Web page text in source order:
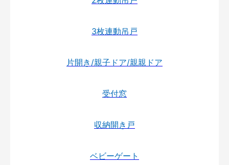
3枚連動吊戸
片開き/親子ドア/親親ドア
受付窓
収納開き戸
ベビーゲート